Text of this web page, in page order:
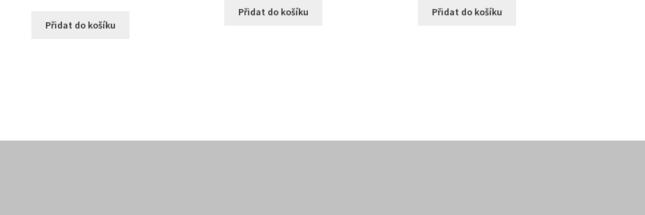
Přidat do košíku
Přidat do košíku Přidat do košíku